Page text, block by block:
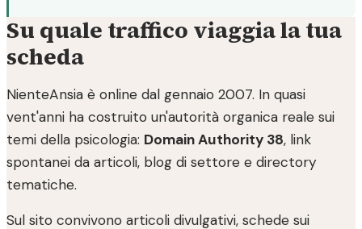
Su quale traffico viaggia la tua
scheda
NienteAnsia è online dal gennaio 2007. In quasi
vent'anni ha costruito un'autorità organica reale sui
temi della psicologia: Domain Authority 38, link
spontanei da articoli, blog di settore e directory
tematiche.
Sul sito convivono articoli divulgativi, schede sui